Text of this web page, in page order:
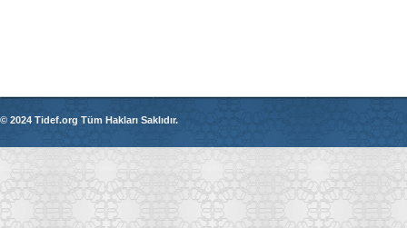
© 2024 Tidef.org Tüm Hakları Saklıdır.